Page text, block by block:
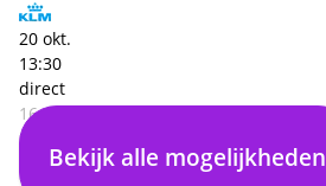
20 okt.
13:30
direct
16:05
Glasgow (GLA)
01:35Bekijk alle mogelijkheden